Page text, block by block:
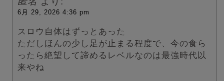
6月 29, 2026 4:36 pm
スロウ自体はずっとあった
ただしほんの少し足が止まる程度で、今の食ら
ったら絶望して諦めるレベルなのは最強時代以
来やね